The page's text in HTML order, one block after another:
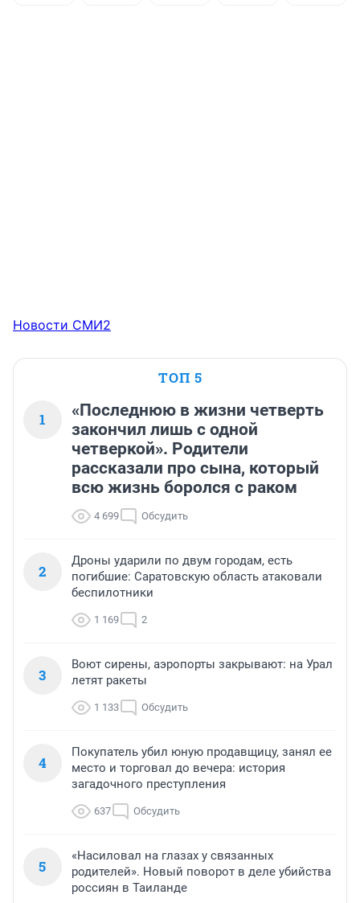
Новости СМИ2
ТОП 5
1
«Последнюю в жизни четверть
закончил лишь с одной
четверкой». Родители
рассказали про сына, который
всю жизнь боролся с раком
4 699 Обсудить
2
Дроны ударили по двум городам, есть
погибшие: Саратовскую область атаковали
беспилотники
1 169 2
3
Воют сирены, аэропорты закрывают: на Урал
летят ракеты
1 133 Обсудить
4
Покупатель убил юную продавщицу, занял ее
место и торговал до вечера: история
загадочного преступления
637 Обсудить
5
«Насиловал на глазах у связанных
родителей». Новый поворот в деле убийства
россиян в Таиланде